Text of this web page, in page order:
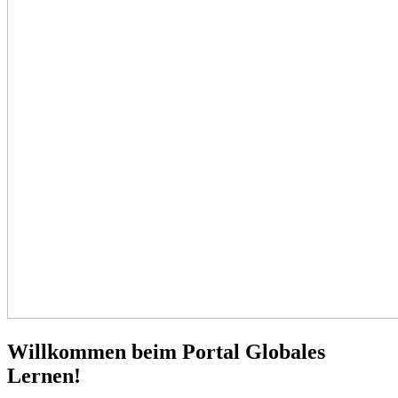
Willkommen beim Portal Globales
Lernen!